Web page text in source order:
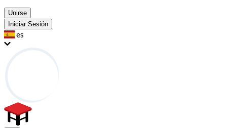
Unirse
Iniciar Sesión
es